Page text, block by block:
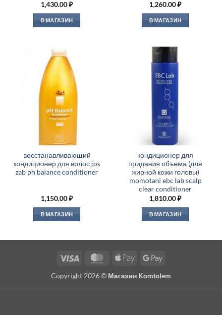
1,430.00₽
В МАГАЗИН
1,260.00₽
В МАГАЗИН
восстанавливающий
кондиционер для волос jps
zab ph balance conditioner
1,150.00₽
В МАГАЗИН
кондиционер для
придания объема (для
жирной кожи головы)
momotani ebc lab scalp
clear conditioner
1,810.00₽
В МАГАЗИН
Visa MasterCardApple
Google
Copyright 2026 © Магазин Komtolem